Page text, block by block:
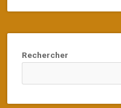
Rechercher